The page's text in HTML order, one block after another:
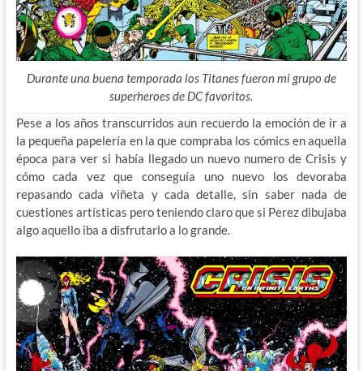
Durante una buena temporada los Titanes fueron mi grupo de
superheroes de DC favoritos.
Pese a los años transcurridos aun recuerdo la emoción de ir a
la pequeña papelería en la que compraba los cómics en aquella
época para ver si había llegado un nuevo numero de Crisis y
cómo cada vez que conseguía uno nuevo los devoraba
repasando cada viñeta y cada detalle, sin saber nada de
cuestiones artísticas pero teniendo claro que si Perez dibujaba
algo aquello iba a disfrutarlo a lo grande.